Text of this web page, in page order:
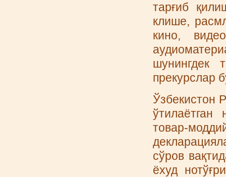
тарғиб
клише,
кино,
шунингдек
прекурслар
Ўзбекистон
товар-
сўров
ёхуд